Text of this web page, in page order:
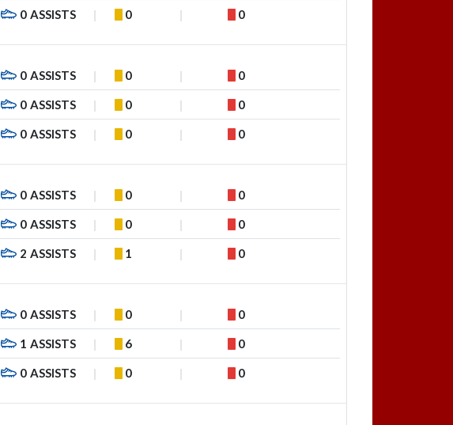
0 ASSISTS 0 0
0 ASSISTS 0 0
0 ASSISTS 0 0
0 ASSISTS 0 0
0 ASSISTS 0 0
0 ASSISTS 0 0
2 ASSISTS 1 0
0 ASSISTS 0 0
1 ASSISTS 6 0
0 ASSISTS 0 0